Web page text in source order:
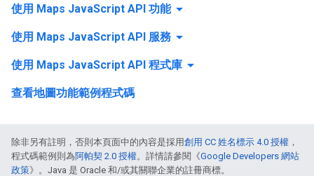
使用 Maps JavaScript API 功能arrow_drop_down
使用 Maps JavaScript API 服務 arrow_drop_down
使用 Maps JavaScript API 程式庫 arrow_drop_down
查看地圖功能範例程式碼
除非另有註明，否則本頁面中的內容是採用創用 CC 姓名標示 4.0 授權 ，
程式碼範例則為阿帕契 2.0 授權。詳情請參閱《Google Developers 網站
政策》。Java 是 Oracle 和/或其關聯企業的註冊商標。